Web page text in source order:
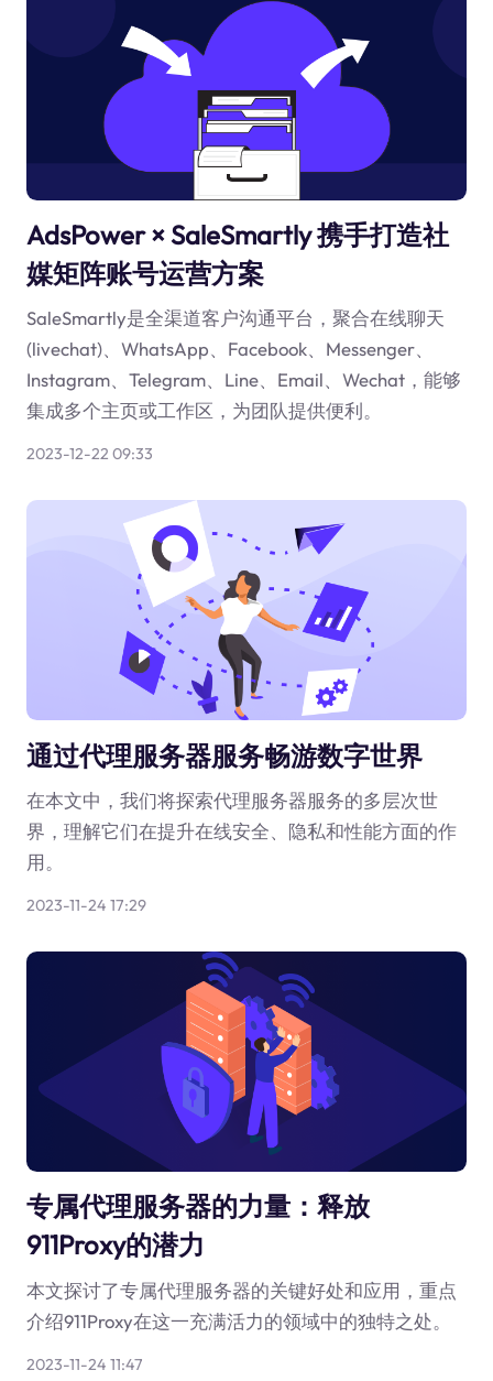
AdsPower × SaleSmartly 携手打造社
媒矩阵账号运营方案
SaleSmartly是全渠道客户沟通平台，聚合在线聊天
(livechat)、WhatsApp、Facebook、Messenger、
Instagram、Telegram、Line、Email、Wechat，能够
集成多个主页或工作区，为团队提供便利。
2023-12-22 09:33
通过代理服务器服务畅游数字世界
在本文中，我们将探索代理服务器服务的多层次世
界，理解它们在提升在线安全、隐私和性能方面的作
用。
2023-11-24 17:29
专属代理服务器的力量：释放
911Proxy的潜力
本文探讨了专属代理服务器的关键好处和应用，重点
介绍911Proxy在这一充满活力的领域中的独特之处。
2023-11-24 11:47